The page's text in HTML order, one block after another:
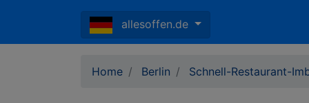
allesoffen.de
Home Berlin Schnell-Restaurant-